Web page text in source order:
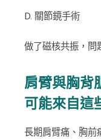
D. 關節鏡手術
做了磁核共振，問
肩臂與胸背
可能來自這
長期肩臂痛、胸前